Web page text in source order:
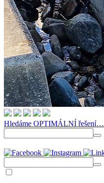
Hledáme OPTIMÁLNÍ řešení…